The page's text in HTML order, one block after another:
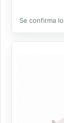
Se confirma